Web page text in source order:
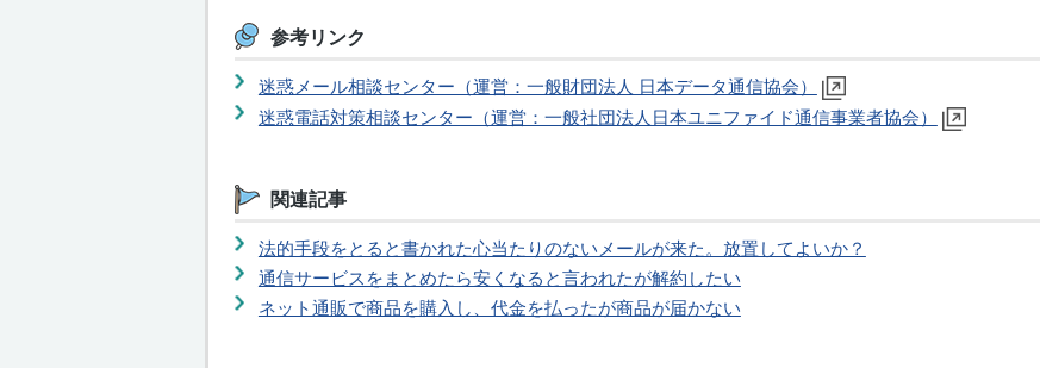
参考リンク
迷惑メール相談センター（運営：一般財団法人 日本データ通信協会）
迷惑電話対策相談センター（運営：一般社団法人日本ユニファイド通信事業者協会）
関連記事
法的手段をとると書かれた心当たりのないメールが来た。放置してよいか？
通信サービスをまとめたら安くなると言われたが解約したい
ネット通販で商品を購入し、代金を払ったが商品が届かない